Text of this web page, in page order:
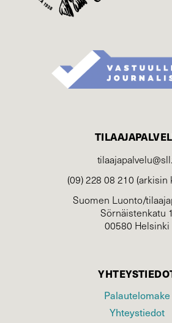
(09) 228 08 210 (arkisin
Suomen Luonto/
Sörnäistenkatu 1
00580 Helsinki
Palautelomake
Yhteystiedot